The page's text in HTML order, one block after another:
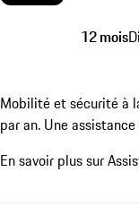
12 mois
Mobilité et sécurité à
par an. Une
En savoir plus sur